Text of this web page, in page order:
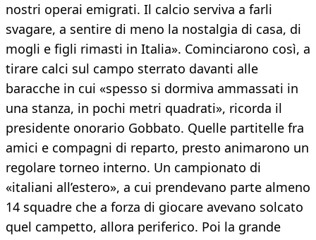
nostri operai emigrati. Il calcio serviva a farli
svagare, a sentire di meno la nostalgia di casa, di
mogli e figli rimasti in Italia». Cominciarono così, a
tirare calci sul campo sterrato davanti alle
baracche in cui «spesso si dormiva ammassati in
una stanza, in pochi metri quadrati», ricorda il
presidente onorario Gobbato. Quelle partitelle fra
amici e compagni di reparto, presto animarono un
regolare torneo interno. Un campionato di
«italiani all’estero», a cui prendevano parte almeno
14 squadre che a forza di giocare avevano solcato
quel campetto, allora periferico. Poi la grande